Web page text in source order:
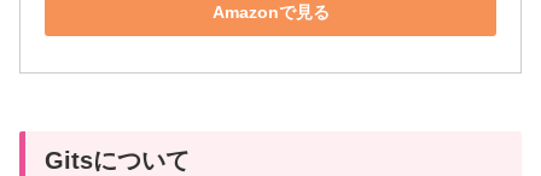
Amazonで見る
Gitsについて